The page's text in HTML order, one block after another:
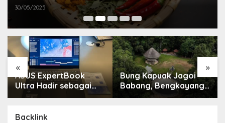
30/05/2025
« »
ASUS ExpertBook
Ultra Hadir sebagai
Laptop Flagship untuk
AI
Bung Kapuak Jagoi
Babang, Bengkayang
Menurut Pendapat
Backlink